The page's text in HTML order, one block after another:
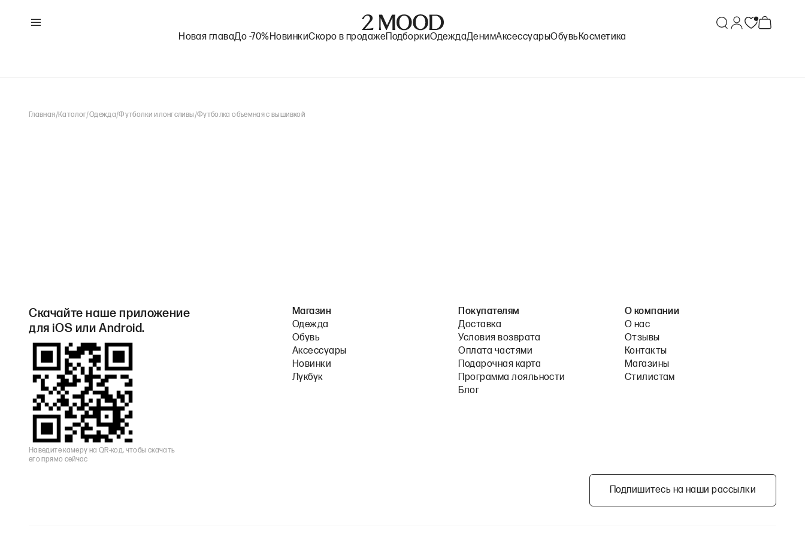
Новая главаДо -70%НовинкиСкоро в продаже ПодборкиОдеждаДенимАксессуарыОбувь Косметика
Главная/Каталог/Одежда/Футболки и лонгсливы /Футболка объемная с вышивкой
Скачайте наше приложение
для iOS или Android.
Наведите камеру на QR-код, чтобы скачать
его прямо сейчас
Магазин
Одежда
Обувь
Аксессуары
Новинки
Лукбук
Покупателям
Доставка
Условия возврата
Оплата частями
Подарочная карта
Программа лояльности
Блог
О компании
О нас
Отзывы
Контакты
Магазины
Стилистам
Подпишитесь на наши рассылки